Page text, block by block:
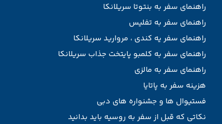
راهنمای سفر به بنتوتا سریلانکا
راهنمای سفر به تفلیس
راهنمای سفر یه کندی ، مروارید سریلانکا
راهنمای سفر به کلمبو پایتخت جذاب سریلانکا
راهنمای سفر به مالزی
هزینه سفر به پاتایا
فستیوال ها و جشنواره های دبی
نکاتی که قبل از سفر به روسیه باید بدانید